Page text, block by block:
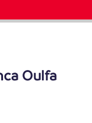
Oulfa